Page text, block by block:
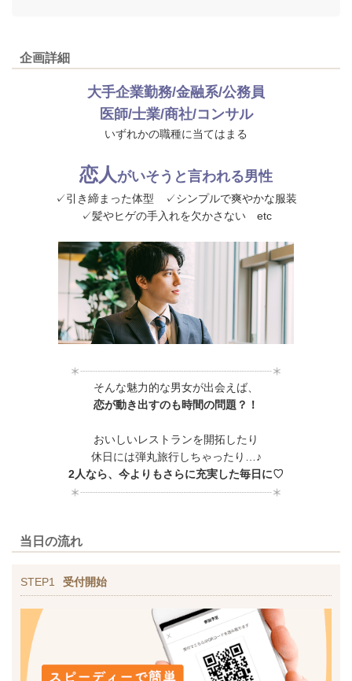
企画詳細
大手企業勤務/金融系/公務員
医師/士業/商社/コンサル
いずれかの職種に当てはまる
恋人 がいそうと言われる男性
✓引き締まった体型 ✓シンプルで爽やかな服装
✓髪やヒゲの手入れを欠かさない etc
そんな魅力的な男女が出会えば、
恋が動き出すのも時間の問題？！
おいしいレストランを開拓したり
休日には弾丸旅行しちゃったり…♪
2人なら、今よりもさらに充実した毎日に♡
当日の流れ
STEP1 受付開始